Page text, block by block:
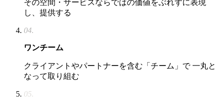
その空間・サービスならではの価値をぶれずに表現
し、提供する
04.
ワンチーム
クライアントやパートナーを含む「チーム」で 一丸と
なって取り組む
05.